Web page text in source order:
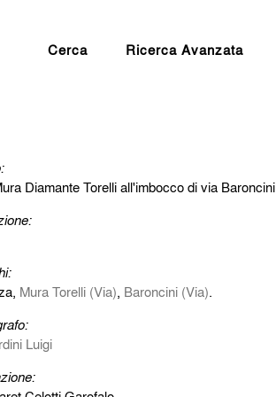
Cerca Ricerca Avanzata
Diamante Torelli all'imbocco di via Baroncini
Mura Torelli (Via), Baroncini (Via).
Luigi